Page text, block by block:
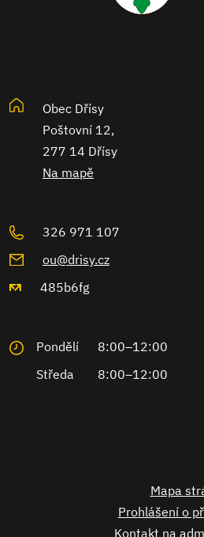
Obec Dřísy
Poštovní 12,
277 14 Dřísy
Na mapě
326 971 107
ou@drisy.cz
485b6fg
Pondělí 8:00–12:00
Středa
8:00–12:00
Mapa
Prohlášení o
Kontakt na